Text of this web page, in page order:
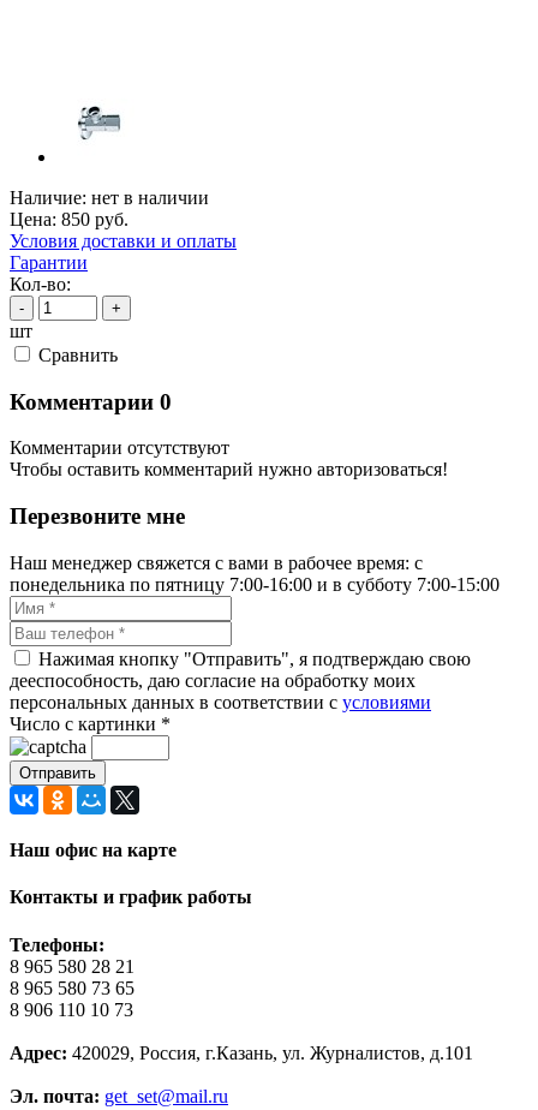
Наличие: нет в наличии
Цена: 850 руб.
Условия доставки и оплаты
Гарантии
Кол-во:
- +
шт
Cравнить
Комментарии 0
Комментарии отсутствуют
Чтобы оставить комментарий нужно авторизоваться!
Перезвоните мне
Наш менеджер свяжется с вами в рабочее время: с
понедельника по пятницу 7:00-16:00 и в субботу 7:00-15:00
Нажимая кнопку "Отправить", я подтверждаю свою
дееспособность, даю согласие на обработку моих
персональных данных в соответствии с условиями
Число с картинки *
Наш офис на карте
Контакты и график работы
Телефоны:
8 965 580 28 21
8 965 580 73 65
8 906 110 10 73
Адрес: 420029, Россия, г.Казань, ул. Журналистов, д.101
Эл. почта: get_set@mail.ru